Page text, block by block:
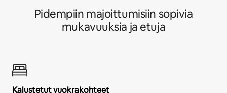
Pidempiin majoittumisiin sopivia
mukavuuksia ja etuja
Kalustetut vuokrakohteet